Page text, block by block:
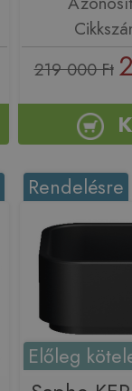
219 000 Ft
Rendelésre
Előleg